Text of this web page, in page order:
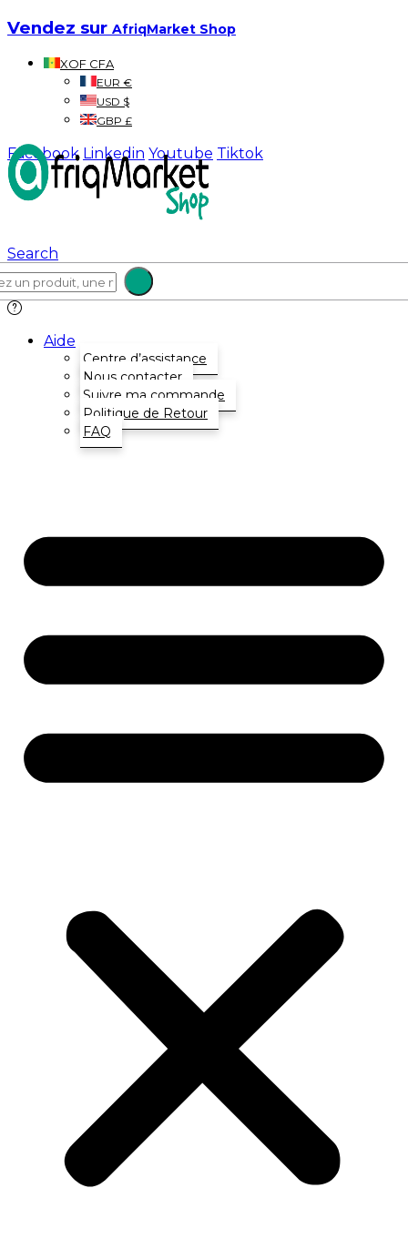
Vendez sur AfriqMarket Shop
XOF CFA
EUR €
USD $
GBP £
Facebook Linkedin Youtube Tiktok
Search
Aide
Centre d’assistance
Nous contacter
Suivre ma commande
Politique de Retour
FAQ